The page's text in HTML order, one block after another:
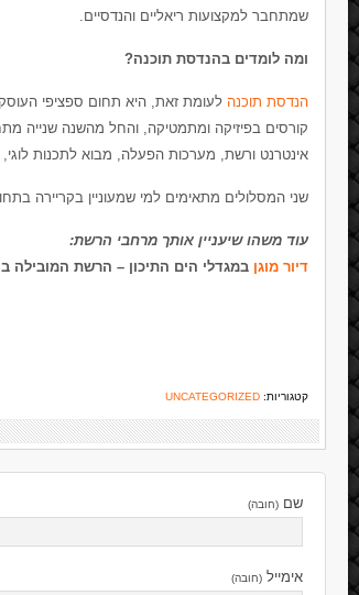
שמתחבר למקצועות ריאליים והנדסיים.
ומה לומדים בהנדסת תוכנה?
הנדסת תוכנה לעומת זאת, היא תחום ספציפי
קורסים בפיזיקה ומתמטיקה, והחל מהשנה שנייה
אינטרנט ורשת, מערכות הפעלה, מבוא לתכנות לוגי,
שני המסלולים מתאימים למי שמעוניין בקריירה
עוד משהו שיעניין אותך מרחבי הרשת:
דיור מוגן במגדלי הים התיכון – הרשת המובילה
קטגוריות: UNCATEGORIZED
שם (חובה)
אימייל (חובה)